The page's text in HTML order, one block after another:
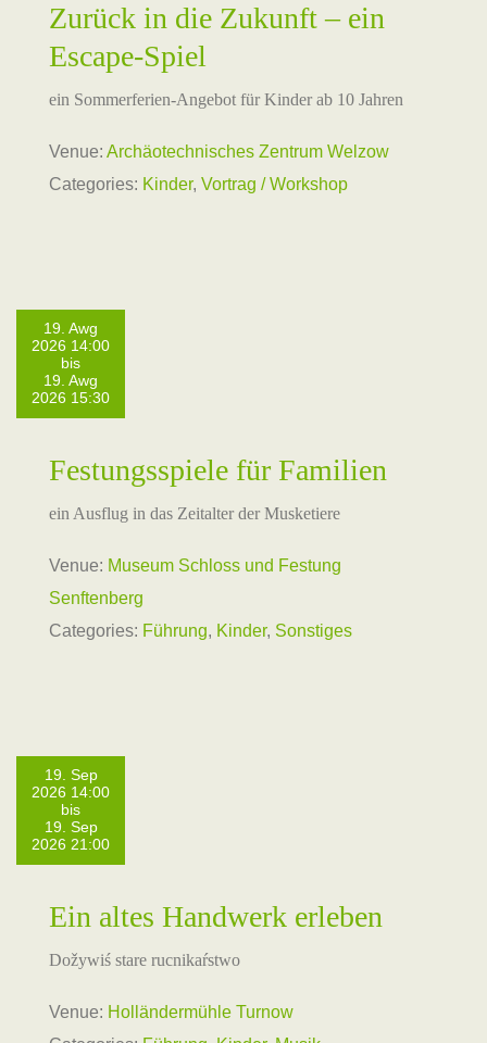
Zurück in die Zukunft – ein
Escape-Spiel
ein Sommerferien-Angebot für Kinder ab 10 Jahren
Venue: Archäotechnisches Zentrum Welzow
Categories: Kinder, Vortrag / Workshop
19. Awg
2026 14:00
bis
19. Awg
2026 15:30
Festungsspiele für Familien
ein Ausflug in das Zeitalter der Musketiere
Venue: Museum Schloss und Festung
Senftenberg
Categories: Führung, Kinder, Sonstiges
19. Sep
2026 14:00
bis
19. Sep
2026 21:00
Ein altes Handwerk erleben
Dožywiś stare rucnikaŕstwo
Venue: Holländermühle Turnow